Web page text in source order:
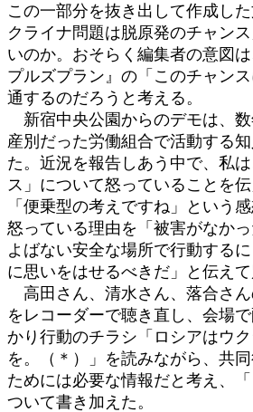
この一部分を抜き出して作成し
クライナ問題は脱原発のチャン
いのか。おそらく編集者の意図
プルズプラン』の「このチャン
通するのだろうと考える。
新宿中央公園からのデモは、
産別だった労働組合で活動する
た。近況を報告しあう中で、私
ス」について怒っていることを
「便乗型の考えですね」という
怒っている理由を「被害がなか
よばない安全な場所で行動する
に思いをはせるべきだ」と伝えて
高田さん、清水さん、落合さ
をレコーダーで聴き直し、会場
かり行動のチラシ「ロシアはウ
を。（＊）」を読みながら、共
ためには必要な情報だと考え、
ついて書き加えた。